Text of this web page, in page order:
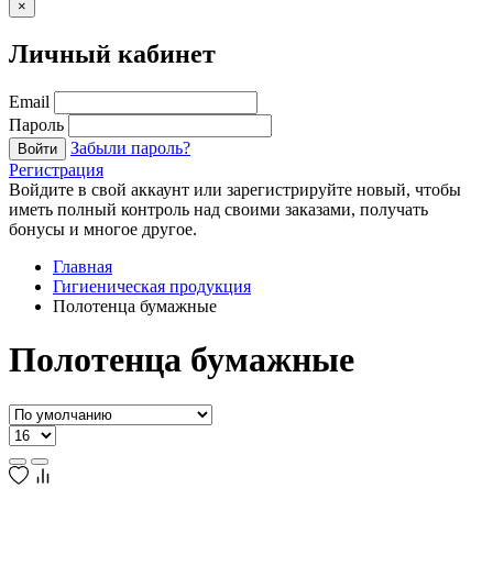
×
Личный кабинет
Email
Пароль
Войти
Забыли пароль?
Регистрация
Войдите в свой аккаунт или зарегистрируйте новый, чтобы
иметь полный контроль над своими заказами, получать
бонусы и многое другое.
Главная
Гигиеническая продукция
Полотенца бумажные
Полотенца бумажные